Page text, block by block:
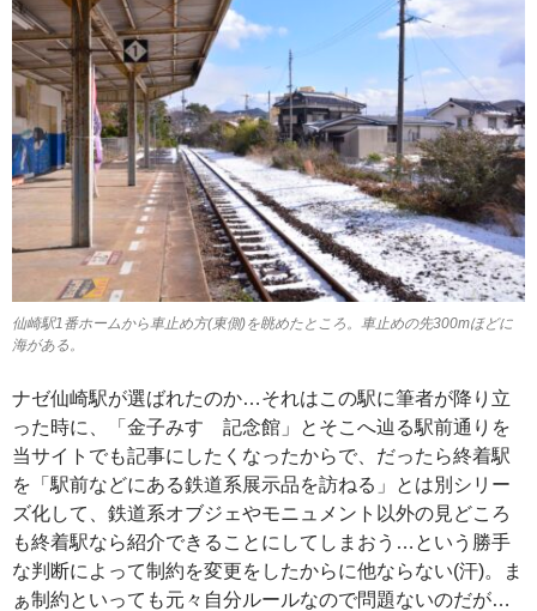
仙崎駅1番ホームから車止め方(東側)を眺めたところ。車止めの先300mほどに
海がある。
ナゼ仙崎駅が選ばれたのか…それはこの駅に筆者が降り立
った時に、「金子みすゞ記念館」とそこへ辿る駅前通りを
当サイトでも記事にしたくなったからで、だったら終着駅
を「駅前などにある鉄道系展示品を訪ねる」とは別シリー
ズ化して、鉄道系オブジェやモニュメント以外の見どころ
も終着駅なら紹介できることにしてしまおう…という勝手
な判断によって制約を変更をしたからに他ならない(汗)。ま
ぁ制約といっても元々自分ルールなので問題ないのだが…